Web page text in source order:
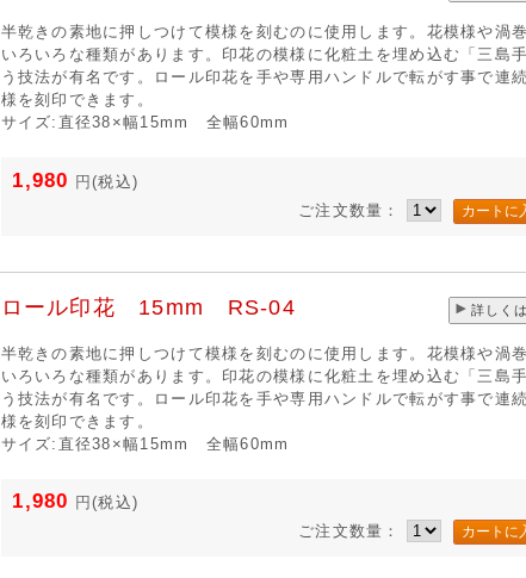
半乾きの素地に押しつけて模様を刻むのに使用します。花模様や渦
いろいろな種類があります。印花の模様に化粧土を埋め込む「三島
う技法が有名です。ロール印花を手や専用ハンドルで転がす事で連
様を刻印できます。
サイズ:直径38×幅15mm 全幅60mm
1,980 円(税込)
ご注文数量：
ロール印花 15mm RS-04 詳しく
半乾きの素地に押しつけて模様を刻むのに使用します。花模様や渦
いろいろな種類があります。印花の模様に化粧土を埋め込む「三島
う技法が有名です。ロール印花を手や専用ハンドルで転がす事で連
様を刻印できます。
サイズ:直径38×幅15mm 全幅60mm
1,980 円(税込)
ご注文数量：